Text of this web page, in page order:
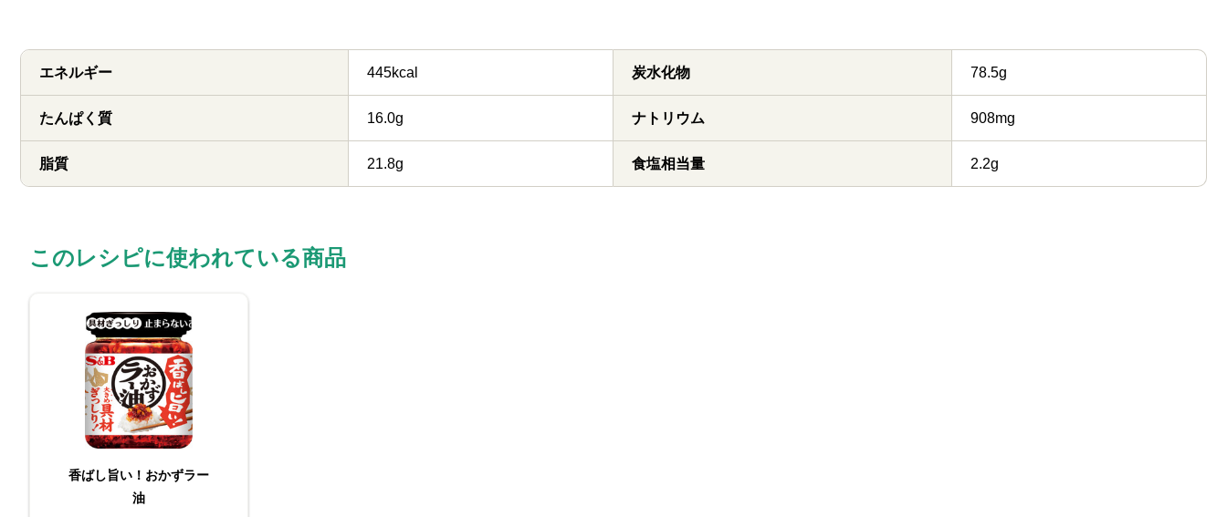
エネルギー 445kcal
たんぱく質 16.0g
脂質 21.8g
炭水化物 78.5g
ナトリウム 908mg
食塩相当量 2.2g
このレシピに使われている商品
香ばし旨い！おかずラー
油